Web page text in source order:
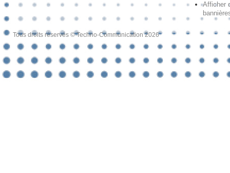
Afficher
Tous droits réservés © Techno-Communication 2026